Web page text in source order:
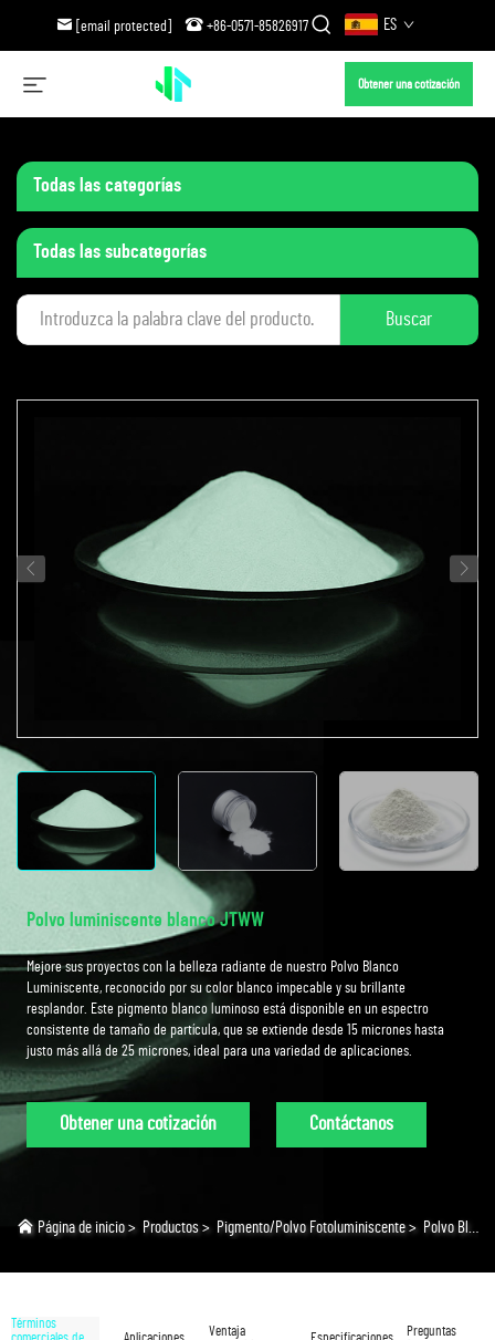
[email protected] +86-0571-85826917 ES
Obtener una cotización
Todas las categorías
Todas las subcategorías
Buscar
Polvo luminiscente blanco JTWW
Mejore sus proyectos con la belleza radiante de nuestro Polvo Blanco
Luminiscente, reconocido por su color blanco impecable y su brillante
resplandor. Este pigmento blanco luminoso está disponible en un espectro
consistente de tamaño de partícula, que se extiende desde 15 micrones hasta
justo más allá de 25 micrones, ideal para una variedad de aplicaciones.
Obtener una cotización Contáctanos
Página de inicio > Productos > Pigmento/Polvo Fotoluminiscente> Polvo Blanco Luminiscente
Términos
Ventaja
Preguntas